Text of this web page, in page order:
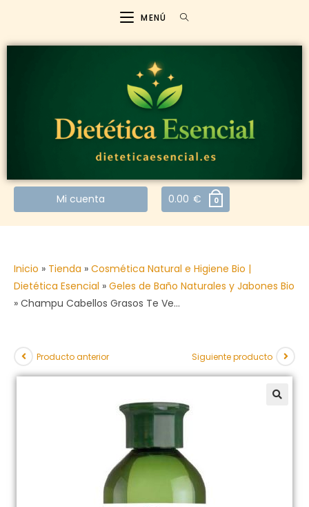
MENÚ
Mi cuenta 0.00 € 0
Inicio » Tienda » Cosmética Natural e Higiene Bio |
Dietética Esencial » Geles de Baño Naturales y Jabones Bio
» Champu Cabellos Grasos Te Ve…
Producto anterior Siguiente producto